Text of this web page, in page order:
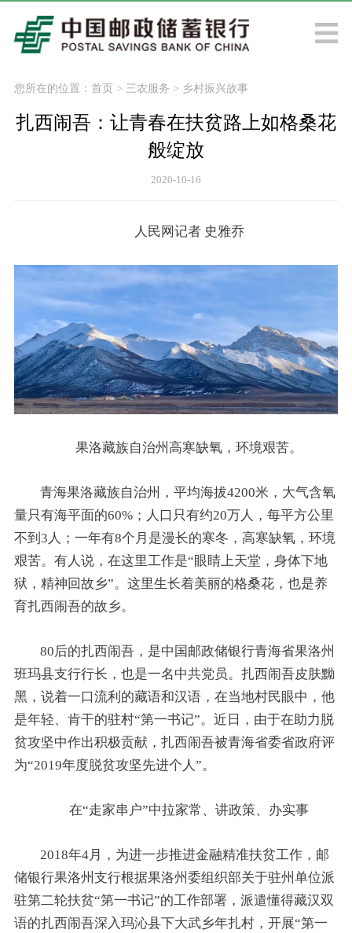
您所在的位置： 首页> 三农服务 > 乡村振兴故事
扎西闹吾：让青春在扶贫路上如格桑花
般绽放
2020-10-16
人民网记者 史雅乔
果洛藏族自治州高寒缺氧，环境艰苦。
青海果洛藏族自治州，平均海拔4200米，大气含氧
量只有海平面的60%；人口只有约20万人，每平方公里
不到3人；一年有8个月是漫长的寒冬，高寒缺氧，环境
艰苦。有人说，在这里工作是“眼睛上天堂，身体下地
狱，精神回故乡”。这里生长着美丽的格桑花，也是养
育扎西闹吾的故乡。
80后的扎西闹吾，是中国邮政储银行青海省果洛州
班玛县支行行长，也是一名中共党员。扎西闹吾皮肤黝
黑，说着一口流利的藏语和汉语，在当地村民眼中，他
是年轻、肯干的驻村“第一书记”。近日，由于在助力脱
贫攻坚中作出积极贡献，扎西闹吾被青海省委省政府评
为“2019年度脱贫攻坚先进个人”。
在“走家串户”中拉家常、讲政策、办实事
2018年4月，为进一步推进金融精准扶贫工作，邮
储银行果洛州支行根据果洛州委组织部关于驻州单位派
驻第二轮扶贫“第一书记”的工作部署，派遣懂得藏汉双
语的扎西闹吾深入玛沁县下大武乡年扎村，开展“第一